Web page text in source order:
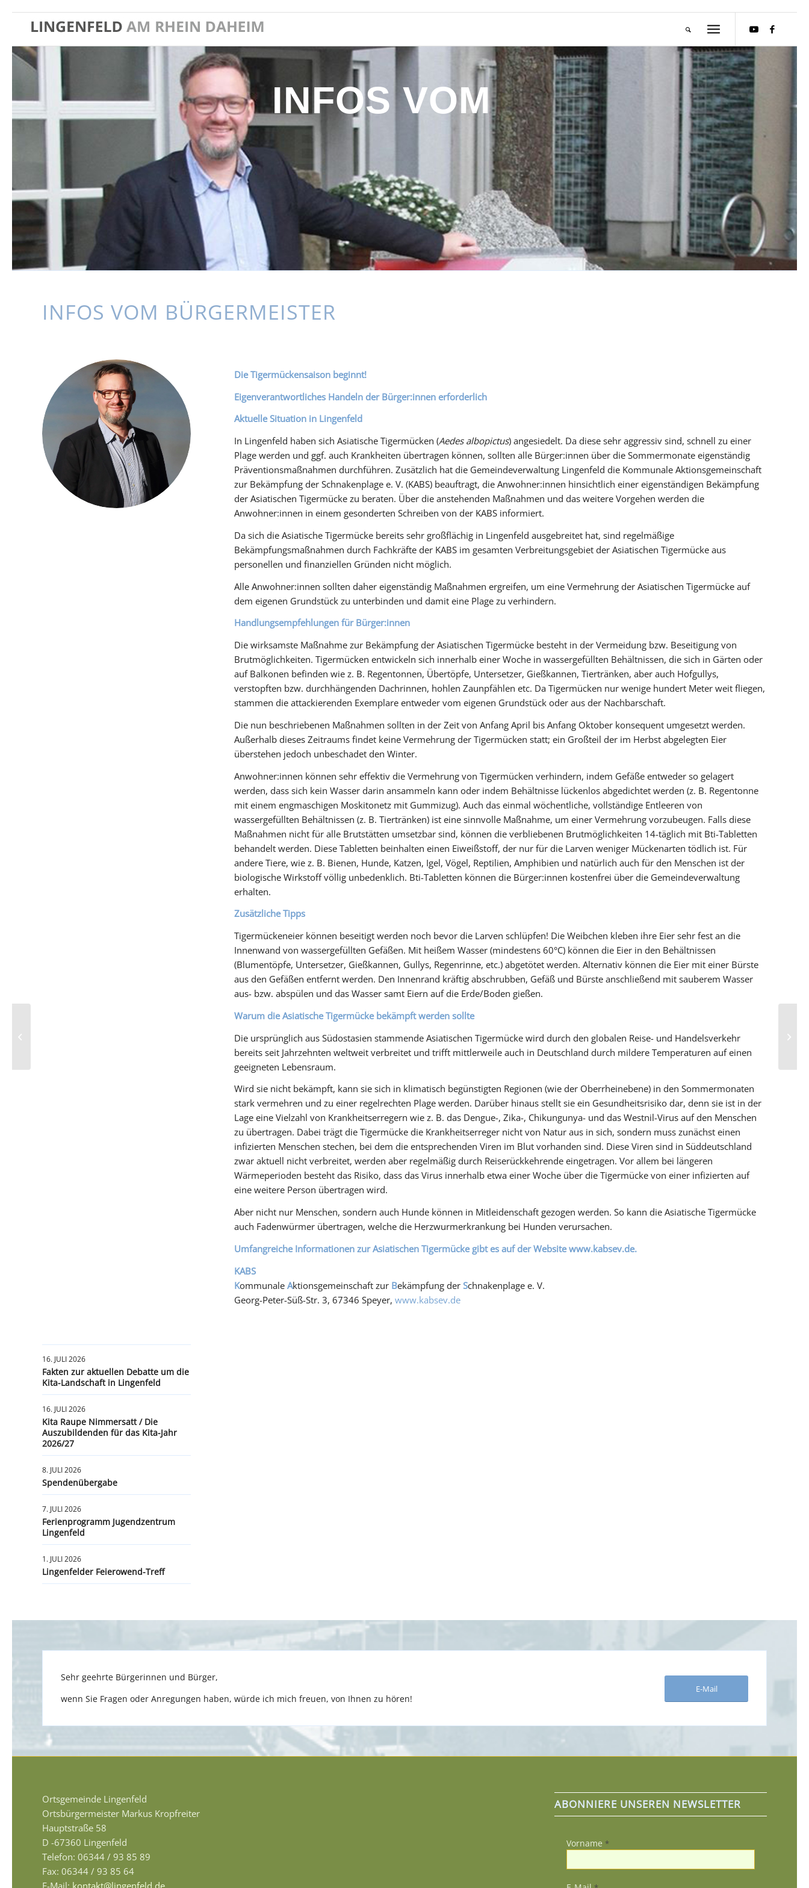
INFOS VOM
BÜ E RMEIS ER
INFOS VOM BÜRGERMEISTER
Die Tigermückensaison beginnt!
Eigenverantwortliches Handeln der Bürger:innen erforderlich
Aktuelle Situation in Lingenfeld
In Lingenfeld haben sich Asiatische Tigermücken (Aedes albopictus) angesiedelt. Da diese sehr aggressiv sind, schnell zu einer
Plage werden und ggf. auch Krankheiten übertragen können, sollten alle Bürger:innen über die Sommermonate eigenständig
Präventionsmaßnahmen durchführen. Zusätzlich hat die Gemeindeverwaltung Lingenfeld die Kommunale Aktionsgemeinschaft
zur Bekämpfung der Schnakenplage e. V. (KABS) beauftragt, die Anwohner:innen hinsichtlich einer eigenständigen Bekämpfung
der Asiatischen Tigermücke zu beraten. Über die anstehenden Maßnahmen und das weitere Vorgehen werden die
Anwohner:innen in einem gesonderten Schreiben von der KABS informiert.
Da sich die Asiatische Tigermücke bereits sehr großflächig in Lingenfeld ausgebreitet hat, sind regelmäßige
Bekämpfungsmaßnahmen durch Fachkräfte der KABS im gesamten Verbreitungsgebiet der Asiatischen Tigermücke aus
personellen und finanziellen Gründen nicht möglich.
Alle Anwohner:innen sollten daher eigenständig Maßnahmen ergreifen, um eine Vermehrung der Asiatischen Tigermücke auf
dem eigenen Grundstück zu unterbinden und damit eine Plage zu verhindern.
Handlungsempfehlungen für Bürger:innen
Die wirksamste Maßnahme zur Bekämpfung der Asiatischen Tigermücke besteht in der Vermeidung bzw. Beseitigung von
Brutmöglichkeiten. Tigermücken entwickeln sich innerhalb einer Woche in wassergefüllten Behältnissen, die sich in Gärten oder
auf Balkonen befinden wie z. B. Regentonnen, Übertöpfe, Untersetzer, Gießkannen, Tiertränken, aber auch Hofgullys,
verstopften bzw. durchhängenden Dachrinnen, hohlen Zaunpfählen etc. Da Tigermücken nur wenige hundert Meter weit fliegen,
stammen die attackierenden Exemplare entweder vom eigenen Grundstück oder aus der Nachbarschaft.
Die nun beschriebenen Maßnahmen sollten in der Zeit von Anfang April bis Anfang Oktober konsequent umgesetzt werden.
Außerhalb dieses Zeitraums findet keine Vermehrung der Tigermücken statt; ein Großteil der im Herbst abgelegten Eier
überstehen jedoch unbeschadet den Winter.
Anwohner:innen können sehr effektiv die Vermehrung von Tigermücken verhindern, indem Gefäße entweder so gelagert
werden, dass sich kein Wasser darin ansammeln kann oder indem Behältnisse lückenlos abgedichtet werden (z. B. Regentonne
mit einem engmaschigen Moskitonetz mit Gummizug). Auch das einmal wöchentliche, vollständige Entleeren von
wassergefüllten Behältnissen (z. B. Tiertränken) ist eine sinnvolle Maßnahme, um einer Vermehrung vorzubeugen. Falls diese
Maßnahmen nicht für alle Brutstätten umsetzbar sind, können die verbliebenen Brutmöglichkeiten 14-täglich mit Bti-Tabletten
behandelt werden. Diese Tabletten beinhalten einen Eiweißstoff, der nur für die Larven weniger Mückenarten tödlich ist. Für
andere Tiere, wie z. B. Bienen, Hunde, Katzen, Igel, Vögel, Reptilien, Amphibien und natürlich auch für den Menschen ist der
biologische Wirkstoff völlig unbedenklich. Bti-Tabletten können die Bürger:innen kostenfrei über die Gemeindeverwaltung
erhalten.
Zusätzliche Tipps
Tigermückeneier können beseitigt werden noch bevor die Larven schlüpfen! Die Weibchen kleben ihre Eier sehr fest an die
Innenwand von wassergefüllten Gefäßen. Mit heißem Wasser (mindestens 60°C) können die Eier in den Behältnissen
(Blumentöpfe, Untersetzer, Gießkannen, Gullys, Regenrinne, etc.) abgetötet werden. Alternativ können die Eier mit einer Bürste
aus den Gefäßen entfernt werden. Den Innenrand kräftig abschrubben, Gefäß und Bürste anschließend mit sauberem Wasser
aus- bzw. abspülen und das Wasser samt Eiern auf die Erde/Boden gießen.
Warum die Asiatische Tigermücke bekämpft werden sollte
Die ursprünglich aus Südostasien stammende Asiatischen Tigermücke wird durch den globalen Reise- und Handelsverkehr
bereits seit Jahrzehnten weltweit verbreitet und trifft mittlerweile auch in Deutschland durch mildere Temperaturen auf einen
geeigneten Lebensraum.
Wird sie nicht bekämpft, kann sie sich in klimatisch begünstigten Regionen (wie der Oberrheinebene) in den Sommermonaten
stark vermehren und zu einer regelrechten Plage werden. Darüber hinaus stellt sie ein Gesundheitsrisiko dar, denn sie ist in der
Lage eine Vielzahl von Krankheitserregern wie z. B. das Dengue-, Zika-, Chikungunya- und das Westnil-Virus auf den Menschen
zu übertragen. Dabei trägt die Tigermücke die Krankheitserreger nicht von Natur aus in sich, sondern muss zunächst einen
infizierten Menschen stechen, bei dem die entsprechenden Viren im Blut vorhanden sind. Diese Viren sind in Süddeutschland
zwar aktuell nicht verbreitet, werden aber regelmäßig durch Reiserückkehrende eingetragen. Vor allem bei längeren
Wärmeperioden besteht das Risiko, dass das Virus innerhalb etwa einer Woche über die Tigermücke von einer infizierten auf
eine weitere Person übertragen wird.
Aber nicht nur Menschen, sondern auch Hunde können in Mitleidenschaft gezogen werden. So kann die Asiatische Tigermücke
auch Fadenwürmer übertragen, welche die Herzwurmerkrankung bei Hunden verursachen.
Umfangreiche Informationen zur Asiatischen Tigermücke gibt es auf der Website www.kabsev.de.
KABS
KommunaleAktionsgemeinschaft zur Bekämpfung derSchnakenplage e. V.
Georg-Peter-Süß-Str. 3, 67346 Speyer,www.kabsev.de
16. JULI 2026
Fakten zur aktuellen Debatte um die
Kita-Landschaft in Lingenfeld
16. JULI 2026
Kita Raupe Nimmersatt / Die
Auszubildenden für das Kita-Jahr
2026/27
8. JULI 2026
Spendenübergabe
7. JULI 2026
Ferienprogramm Jugendzentrum
Lingenfeld
1. JULI 2026
Lingenfelder Feierowend-Treff
Sehr geehrte Bürgerinnen und Bürger,
wenn Sie Fragen oder Anregungen haben, würde ich mich freuen, von Ihnen zu hören!
E-Mail
Ortsgemeinde Lingenfeld
Ortsbürgermeister Markus Kropfreiter
Hauptstraße 58
D -67360 Lingenfeld
Telefon: 06344 / 93 85 89
Fax: 06344 / 93 85 64
E-Mail: kontakt@lingenfeld.de
ABONNIERE UNSEREN NEWSLETTER
Vorname *